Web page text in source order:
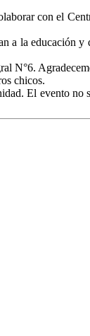
con el
a la educación
N°6.
chicos.
El evento no